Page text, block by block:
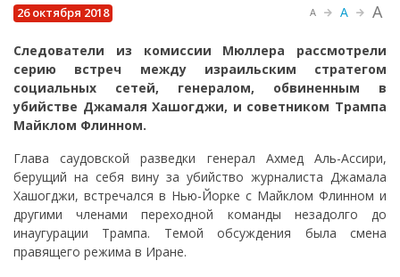
26 октября 2018 A A A
Следователи из комиссии Мюллера рассмотрели
серию встреч между израильским стратегом
социальных сетей, генералом, обвиненным в
убийстве Джамаля Хашогджи, и советником Трампа
Майклом Флинном.
Глава саудовской разведки генерал Ахмед Аль-Ассири,
берущий на себя вину за убийство журналиста Джамала
Хашогджи, встречался в Нью-Йорке с Майклом Флинном и
другими членами переходной команды незадолго до
инаугурации Трампа. Темой обсуждения была смена
правящего режима в Иране.